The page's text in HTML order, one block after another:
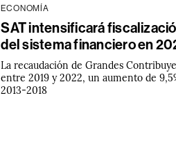
ECONOMÍA
SAT intensificará
del sistema financiero en
La recaudación de Grandes
entre 2019 y 2022, un aumento de
2013-2018